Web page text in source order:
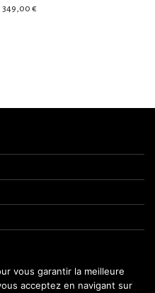
349,00 €
vous garantir la meilleure
acceptez en navigant sur